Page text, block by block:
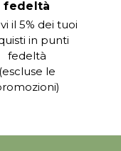
fedeltà
il 5% dei tuoi
in punti
fedeltà
(escluse le